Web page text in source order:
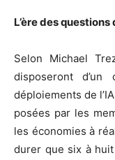
L’ère des
Selon Michael
disposeront
déploiements de
posées par les
les économies à
durer que six à